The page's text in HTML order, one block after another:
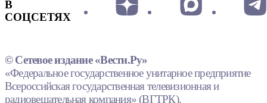
В
СОЦСЕТЯХ
© Сетевое издание «Вести.Ру»
«Федеральное государственное унитарное предприятие
Всероссийская государственная телевизионная и
радиовещательная компания» (ВГТРК).